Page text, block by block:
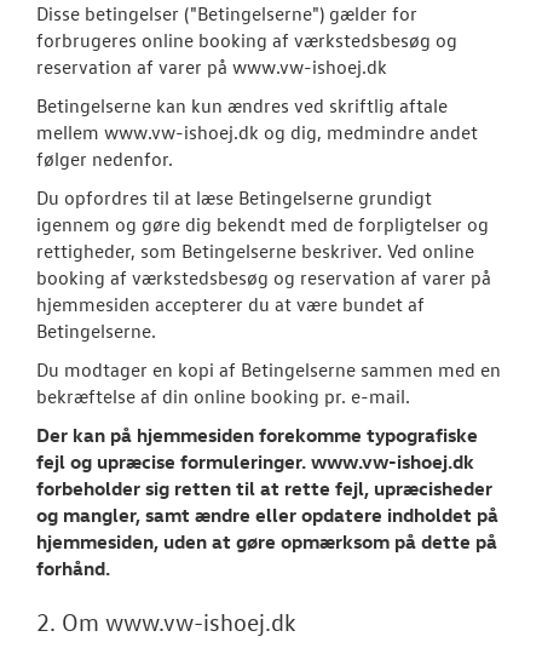
VÆRKSTED
NYHEDER
OM OS
Ledige
Betingelser
Disse betingelser ("Betingelserne") gælder for
forbrugeres online booking af værkstedsbesøg og
reservation af varer på www.vw-ishoej.dk
Betingelserne kan kun ændres ved skriftlig aftale
mellem www.vw-ishoej.dk og dig, medmindre andet
følger nedenfor.
Du opfordres til at læse Betingelserne grundigt
igennem og gøre dig bekendt med de forpligtelser og
rettigheder, som Betingelserne beskriver. Ved online
booking af værkstedsbesøg og reservation af varer på
hjemmesiden accepterer du at være bundet af
Betingelserne.
Du modtager en kopi af Betingelserne sammen med en
bekræftelse af din online booking pr. e-mail.
Der kan på hjemmesiden forekomme typografiske
fejl og upræcise formuleringer. www.vw-ishoej.dk
forbeholder sig retten til at rette fejl, upræcisheder
og mangler, samt ændre eller opdatere indholdet på
hjemmesiden, uden at gøre opmærksom på dette på
forhånd.
2. Om www.vw-ishoej.dk